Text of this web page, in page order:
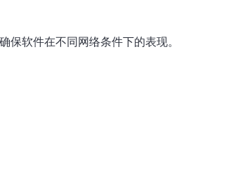
保软件在不同网络条件下的表现。